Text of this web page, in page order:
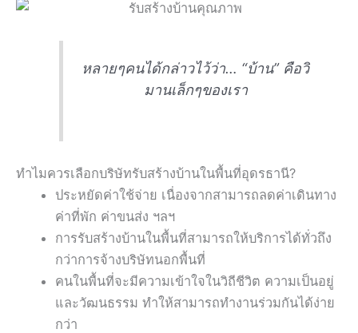
หลายๆคนได้กล่าวไว้ว่า… “บ้าน” คือวิ
มานเล็กๆของเรา
ทำไมควรเลือกบริษัทรับสร้างบ้านในพื้นที่อุดรธานี?
ประหยัดค่าใช้จ่าย เนื่องจากสามารถลดค่าเดินทาง
ค่าที่พัก ค่าขนส่ง ฯลฯ
การรับสร้างบ้านในพื้นที่สามารถให้บริการได้ทั่วถึง
กว่าการจ้างบริษัทนอกพื้นที่
คนในพื้นที่จะมีความเข้าใจในวิถีชีวิต ความเป็นอยู่
และวัฒนธรรม ทำให้สามารถทำงานร่วมกันได้ง่าย
กว่า